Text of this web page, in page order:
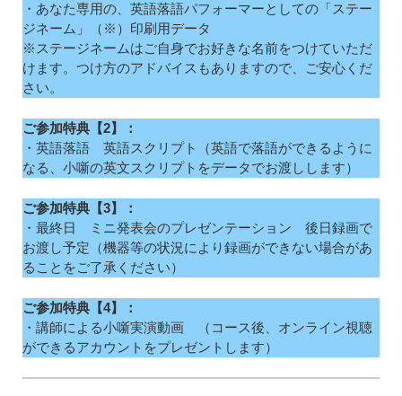
・あなた専用の、英語落語パフォーマーとしての「ステー
ジネーム」（※）印刷用データ
※ステージネームはご自身でお好きな名前をつけていただ
けます。つけ方のアドバイスもありますので、ご安心くだ
さい。
ご参加特典【2】：
・英語落語 英語スクリプト（英語で落語ができるように
なる、小噺の英文スクリプトをデータでお渡しします）
ご参加特典【3】：
・最終日 ミニ発表会のプレゼンテーション 後日録画で
お渡し予定（機器等の状況により録画ができない場合があ
ることをご了承ください）
ご参加特典【4】：
・講師による小噺実演動画 （コース後、オンライン視聴
ができるアカウントをプレゼントします）